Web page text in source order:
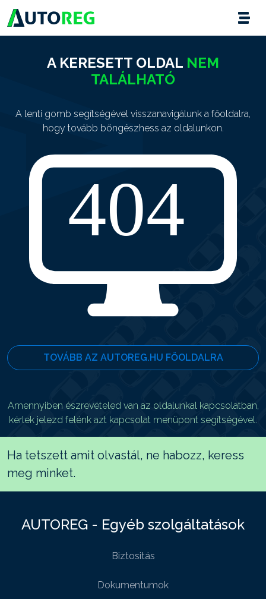
A KERESETT OLDAL NEM
TALÁLHATÓ
A lenti gomb segítségével visszanavigálunk a főoldalra,
hogy tovább böngészhess az oldalunkon.
TOVÁBB AZ AUTOREG.HU FŐOLDALRA
Amennyiben észrevételed van az oldalunkal kapcsolatban,
kérlek jelezd felénk azt kapcsolat menüpont segítségével.
Ha tetszett amit olvastál, ne habozz, keress
meg minket.
AUTOREG - Egyéb szolgáltatások
Biztositás
Dokumentumok